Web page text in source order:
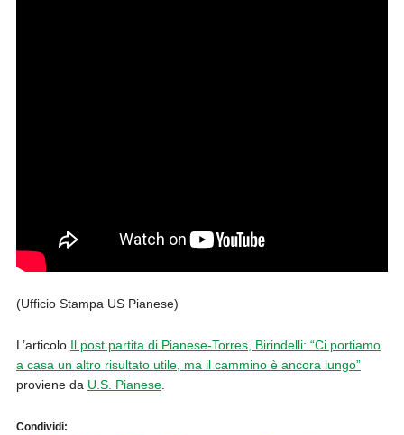
(Ufficio Stampa US Pianese)
L’articolo Il post partita di Pianese-Torres, Birindelli: “Ci portiamo
a casa un altro risultato utile, ma il cammino è ancora lungo”
proviene da U.S. Pianese.
Condividi: